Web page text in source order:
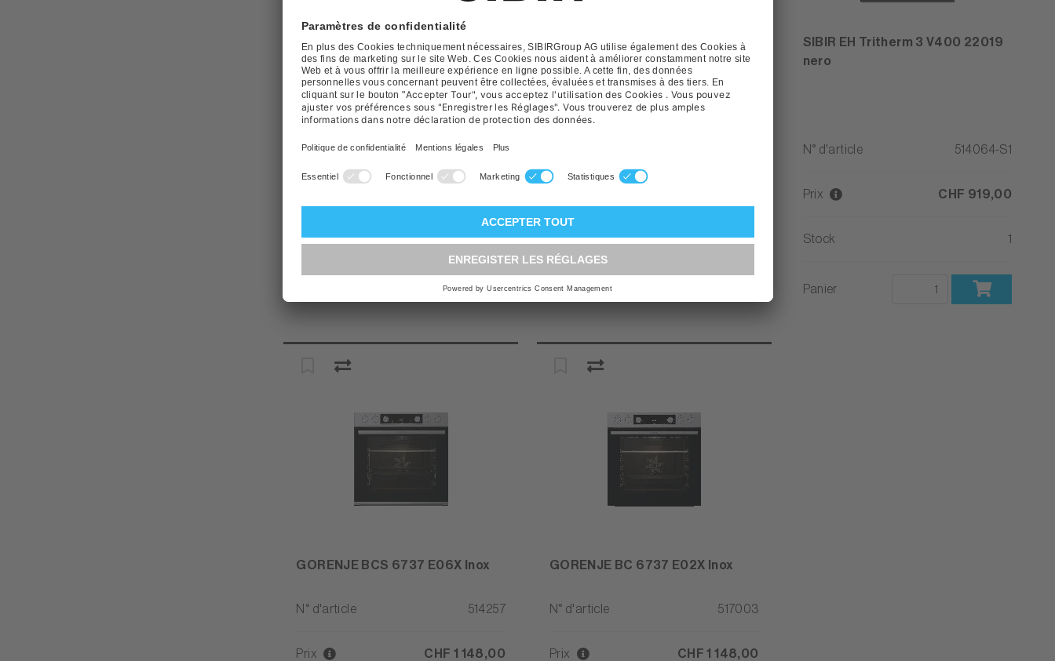
SIBIR EH Tritherm 4 V400
22029/60 blanc
N° d'article 514214
Prix CHF 1 741,00
Stock
SIBIR EH Tritherm 4 V200 22017
blanc
N° d'article
Stock
Revendeurs
SIBIR EH Tritherm 3 V400 22019
nero
N° d'article 514064-S1
Prix CHF 919,00
Stock 1
Panier
GORENJE BCS 6737 E06X Inox
N° d'article 514257
Prix CHF 1 148,00
GORENJE BC 6737 E02X Inox
N° d'article 517003
Prix CHF 1 148,00